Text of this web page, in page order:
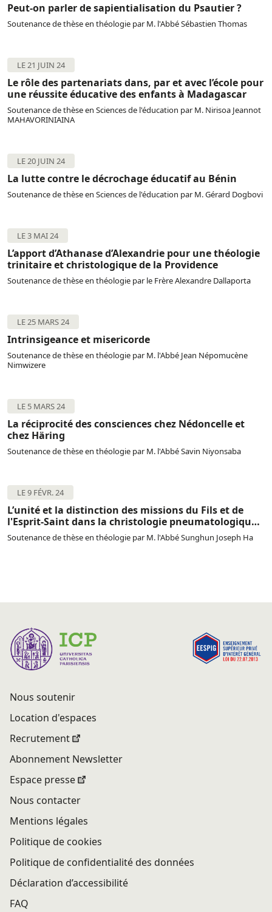
Peut-on parler de sapientialisation du Psautier ?
Soutenance de thèse en théologie par M. l'Abbé Sébastien Thomas
LE 21 JUIN 24
Le rôle des partenariats dans, par et avec l’école pour
une réussite éducative des enfants à Madagascar
Soutenance de thèse en Sciences de l'éducation par M. Nirisoa Jeannot
MAHAVORINIAINA
LE 20 JUIN 24
La lutte contre le décrochage éducatif au Bénin
Soutenance de thèse en Sciences de l'éducation par M. Gérard Dogbovi
LE 3 MAI 24
L’apport d’Athanase d’Alexandrie pour une théologie
trinitaire et christologique de la Providence
Soutenance de thèse en théologie par le Frère Alexandre Dallaporta
LE 25 MARS 24
Intrinsigeance et misericorde
Soutenance de thèse en théologie par M. l'Abbé Jean Népomucène
Nimwizere
LE 5 MARS 24
La réciprocité des consciences chez Nédoncelle et
chez Häring
Soutenance de thèse en théologie par M. l'Abbé Savin Niyonsaba
LE 9 FÉVR. 24
L’unité et la distinction des missions du Fils et de
l'Esprit-Saint dans la christologie pneumatologique
de chez Yves Congar
Soutenance de thèse en théologie par M. l'Abbé Sunghun Joseph Ha
Nous soutenir
Location d'espaces
Recrutement
Abonnement Newsletter
Espace presse
Nous contacter
Mentions légales
Politique de cookies
Politique de confidentialité des données
Déclaration d’accessibilité
FAQ